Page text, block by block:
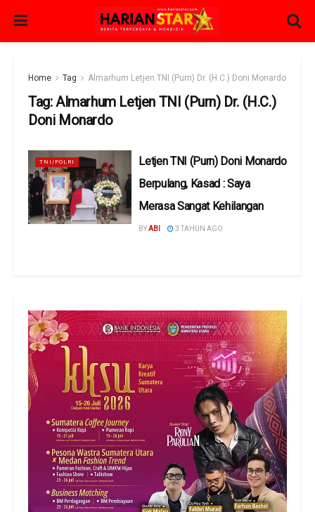
Home Tag Almarhum Letjen TNI (Purn) Dr. (H.C.) Doni Monardo
Tag:Almarhum Letjen TNI (Purn) Dr. (H.C.)
Doni Monardo
TNI/POLRI
Letjen TNI (Purn) Doni Monardo
Berpulang, Kasad : Saya
Merasa Sangat Kehilangan
BYABI 3 TAHUN AGO